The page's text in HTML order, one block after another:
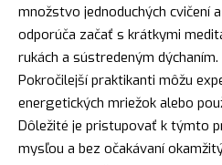
množstvo jednoduchých cvičení
odporúča začať s krátkymi
rukách a sústredeným dýchaním.
Pokročilejší praktikanti môžu
energetických mriežok alebo
Dôležité je pristupovať k týmto
mysľou a bez očakávaní